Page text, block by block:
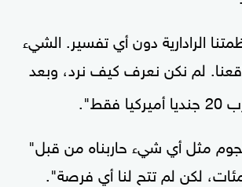
الرادارية دون أي تفسير. الشيء
لم نكن نعرف كيف نرد، وبعد
مثل أي شيء حاربناه من قبل"
لكن لم تتح لنا أي فرصة".